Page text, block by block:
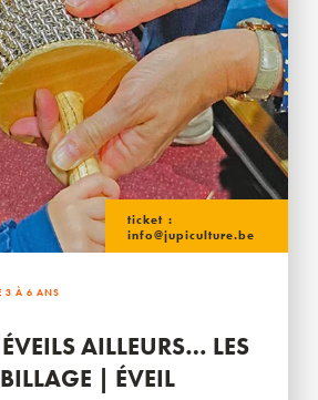
ticket :
info@jupiculture.be
3 À 6 ANS
AILLEURS… LES
| ÉVEIL